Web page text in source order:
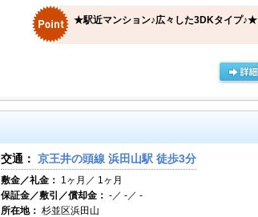
★駅近マンション♪広々した3DKタイプ♪★
交通： 京王井の頭線 浜田山駅 徒歩3分
敷金／礼金： 1ヶ月／ 1ヶ月
保証金／敷引／償却金： -／ -／ -
所在地： 杉並区浜田山